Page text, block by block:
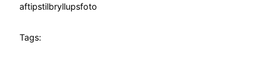
aftipstilbryllupsfoto
Tags: